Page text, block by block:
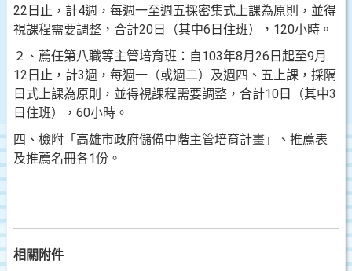
22日止，計4週，每週一至週五採密集式上課為原則，並得
視課程需要調整，合計20日（其中6日住班），120小時。
２、薦任第八職等主管培育班：自103年8月26日起至9月
12日止，計3週，每週一（或週二）及週四、五上課，採隔
日式上課為原則，並得視課程需要調整，合計10日（其中3
日住班），60小時。
四、檢附「高雄市政府儲備中階主管培育計畫」、推薦表
及推薦名冊各1份。
相關附件